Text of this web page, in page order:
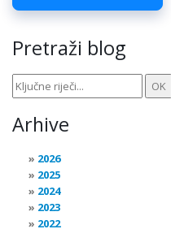
Pretraži blog
Arhive
2026
2025
2024
2023
2022